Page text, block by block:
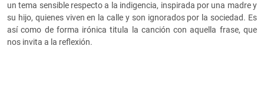
un tema sensible respecto a la indigencia, inspirada por una madre y
su hijo, quienes viven en la calle y son ignorados por la sociedad. Es
así como de forma irónica titula la canción con aquella frase, que
nos invita a la reflexión.